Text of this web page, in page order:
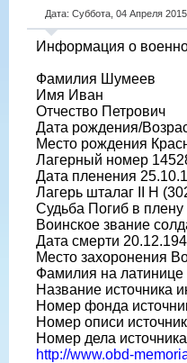
Дата: Суббота, 04 Апреля
Информация о
Фамилия Шумеев
Имя Иван
Отчество Петрович
Дата рождения/
Место рождения
Лагерный номер
Дата пленения
Лагерь шталаг II H
Судьба Погиб в плену
Воинское звание
Дата смерти
Место захоронения
Фамилия на
Название
Номер фонда
Номер описи
Номер дела
http://www.obd-